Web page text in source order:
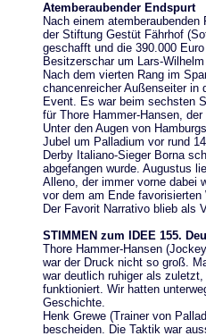
Atemberaubender Endspurt
Nach einem
der Stiftung Gestüt Fährhof
geschafft und die 390.000
Besitzerschar um Lars-
Nach dem vierten Rang im
chancenreicher Außenseiter in
Event. Es war beim sechsten
für Thore Hammer-Hansen,
Unter den Augen von
Jubel um Palladium vor rund
Derby Italiano-Sieger Borna
abgefangen wurde. Augustus
Alleno, der immer vorne dabei
vor dem am Ende
Der Favorit Narrativo blieb als
STIMMEN zum IDEE 155.
Thore Hammer-Hansen
war der Druck nicht so groß.
war deutlich ruhiger als
funktioniert. Wir hatten
Geschichte.
Henk Grewe (Trainer von
bescheiden. Die Taktik war